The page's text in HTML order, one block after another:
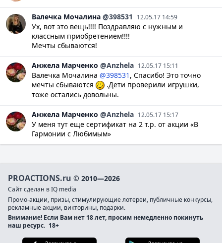
Валечка Мочалина @398531 12.05.17 14:59
Ух, вот это вещь!!!! Поздравляю с нужным и
классным приобретением!!!!
Мечты сбываются!
Анжела Марченко @Anzhela 12.05.17 15:11
Валечка Мочалина @398531 , Спасибо! Это точно
мечты сбываются
.Дети проверили игрушки,
тоже остались довольны.
Анжела Марченко @Anzhela 12.05.17 15:17
У меня тут еще сертификат на 2 т.р. от акции «В
Гармонии с Любимым»
PROACTIONS.ru © 2010—2026
Сайт сделан в IQ media
Промо-акции, призы, стимулирующие лотереи, публичные конкурсы,
рекламные акции, викторины, подарки.
Внимание! Если Вам нет 18 лет, просим немедленно покинуть
наш ресурс. 18+